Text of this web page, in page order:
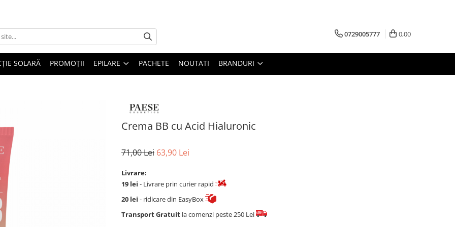
0729005777 0,00
SOLARĂ PROMOȚII EPILARE PACHETE NOUTATI BRANDURI
Crema BB cu Acid Hialuronic
71,00 Lei 63,90 Lei
Livrare:
19 lei - Livrare prin curier rapid
20 lei - ridicare din EasyBox
Transport Gratuit la comenzi peste 250 Lei